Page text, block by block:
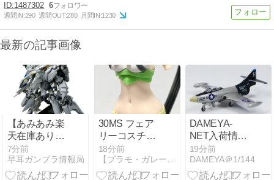
1487302 6
週間IN:290 週間OUT:280 月間IN:1230
最新の記事画像
【あみあみ楽
天在庫あり】
HG 1/144 アリ
ュゼウス プラ
モデル 『機動
7分前
早耳ガンプラ情報局
30MS フェア
リーコスチュ
ーム レビュー
| 組み立てと構
造を紹介
18分前
DAMEYA-
NET入荷情報
（2026年8月8
日）
19分前
DAMEYA＠1/144